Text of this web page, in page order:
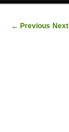
Post navigation
← Previous Next